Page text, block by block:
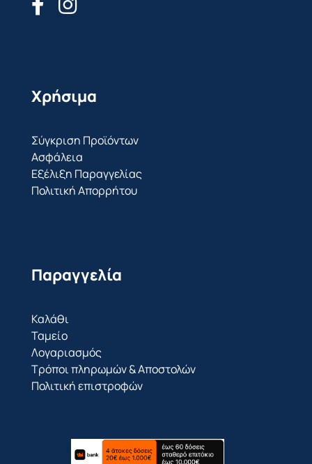
Χρήσιμα
Σύγκριση Προϊόντων
Ασφάλεια
Εξέλιξη Παραγγελίας
Πολιτική Απορρήτου
Παραγγελία
Καλάθι
Ταμείο
Λογαριασμός
Τρόποι πληρωμών & Αποστολών
Πολιτική επιστροφών